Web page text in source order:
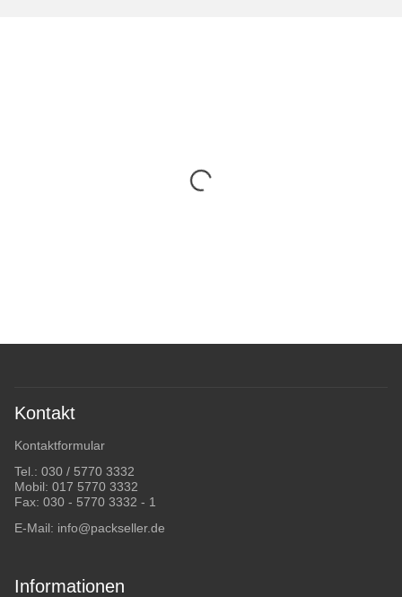
Kontakt
Kontaktformular
Tel.: 030 / 5770 3332
Mobil: 017 5770 3332
Fax: 030 - 5770 3332 - 1
E-Mail: info@packseller.de
Informationen